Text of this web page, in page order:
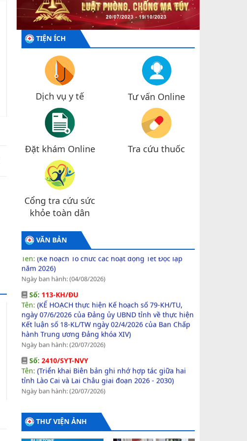
TIỆN ÍCH
Dịch vụ y tế Tư vấn Online
Đặt khám Online Tra cứu thuốc
Cổng tra cứu sức
khỏe toàn dân
VĂN BẢN
Số:6556/KH-UBND
Tên:(Kế hoạch Tổ chức các hoạt động Tết Độc lập
năm 2026)
Ngày ban hành: (04/08/2026)
Số:113-KH/ĐU
ngày 07/6/2026 của Đảng ủy UBND tỉnh về thực hiện
Kết luận số 18-KL/TW ngày 02/4/2026 của Ban Chấp
hành Trung ương Đảng khóa XIV)
Ngày ban hành: (20/07/2026)
Số:2410/SYT-NVY
tỉnh Lào Cai và Lai Châu giai đoạn 2026 - 2030)
Ngày ban hành: (20/07/2026)
Tên: (Biên bản ghi nhớ hợp tác giữa Ban thường vụ
Ngày ban hành: (20/07/2026)
THƯ VIỆN ẢNH